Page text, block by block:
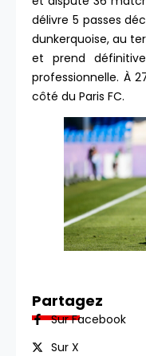
délivre 5 passes
dunkerquoise, au
et prend
professionnelle. À
côté du Paris FC.
Partagez
Sur Facebook
Sur X